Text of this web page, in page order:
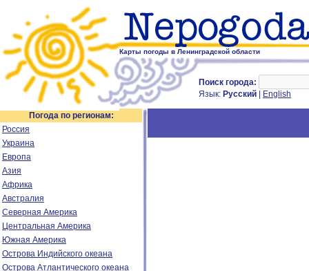
Карты погоды в Ленинградской области
Поиск города:
Язык: Русский English
Погода по регионам:
Россия
Украина
Европа
Азия
Африка
Австралия
Северная Америка
Центральная Америка
Южная Америка
Острова Индийского океана
Острова Атлантического океана